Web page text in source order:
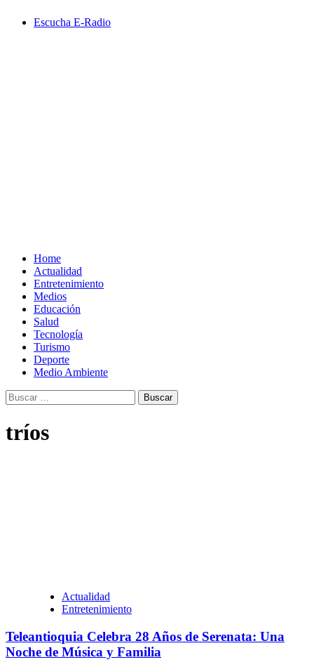
Escucha E-Radio
Home
Actualidad
Entretenimiento
Medios
Educación
Salud
Tecnología
Turismo
Deporte
Medio Ambiente
Buscar:
tríos
Actualidad
Entretenimiento
Teleantioquia Celebra 28 Años de Serenata: Una
Noche de Música y Familia